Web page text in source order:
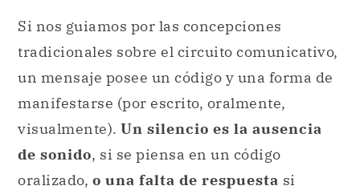
Si nos guiamos por las concepciones
tradicionales sobre el circuito comunicativo,
un mensaje posee un código y una forma de
manifestarse (por escrito, oralmente,
visualmente). Un silencio es la ausencia
de sonido, si se piensa en un código
oralizado, o una falta de respuesta si